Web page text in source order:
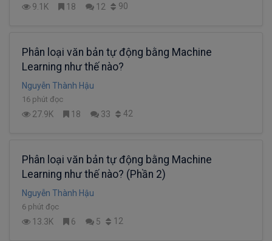
9.1K 18 12 90
Phân loại văn bản tự động bằng Machine
Learning như thế nào?
Nguyễn Thành Hậu
16 phút đọc
27.9K 18 33 42
Phân loại văn bản tự động bằng Machine
Learning như thế nào? (Phần 2)
Nguyễn Thành Hậu
6 phút đọc
13.3K 6 5 12